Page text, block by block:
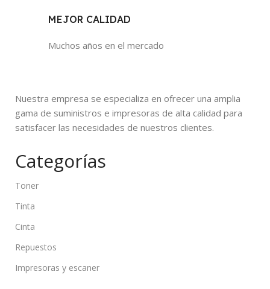
MEJOR CALIDAD
Muchos años en el mercado
Nuestra empresa se especializa en ofrecer una amplia
gama de suministros e impresoras de alta calidad para
satisfacer las necesidades de nuestros clientes.
Categorías
Toner
Tinta
Cinta
Repuestos
Impresoras y escaner